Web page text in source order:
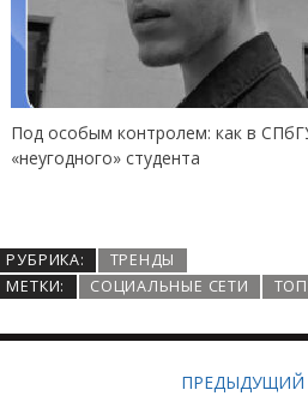
Под особым контролем: как в
«неугодного» студента
РУБРИКА:
ТРЕНДЫ
МЕТКИ:
СОЦИАЛЬНЫЕ СЕТИ ТОП
ПРЕДЫДУЩИЙ